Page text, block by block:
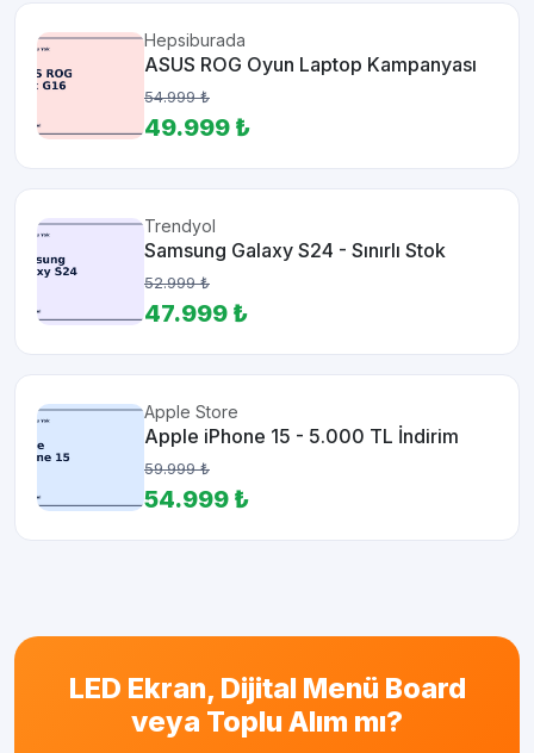
Hepsiburada
ASUS ROG Oyun Laptop Kampanyası
54.999 ₺
49.999 ₺
Trendyol
Samsung Galaxy S24 - Sınırlı Stok
52.999 ₺
47.999 ₺
Apple Store
Apple iPhone 15 - 5.000 TL İndirim
59.999 ₺
54.999 ₺
LED Ekran, Dijital Menü Board
veya Toplu Alım mı?